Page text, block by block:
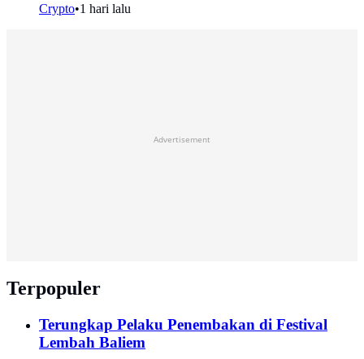
Crypto•1 hari lalu
Advertisement
Terpopuler
Terungkap Pelaku Penembakan di Festival
Lembah Baliem